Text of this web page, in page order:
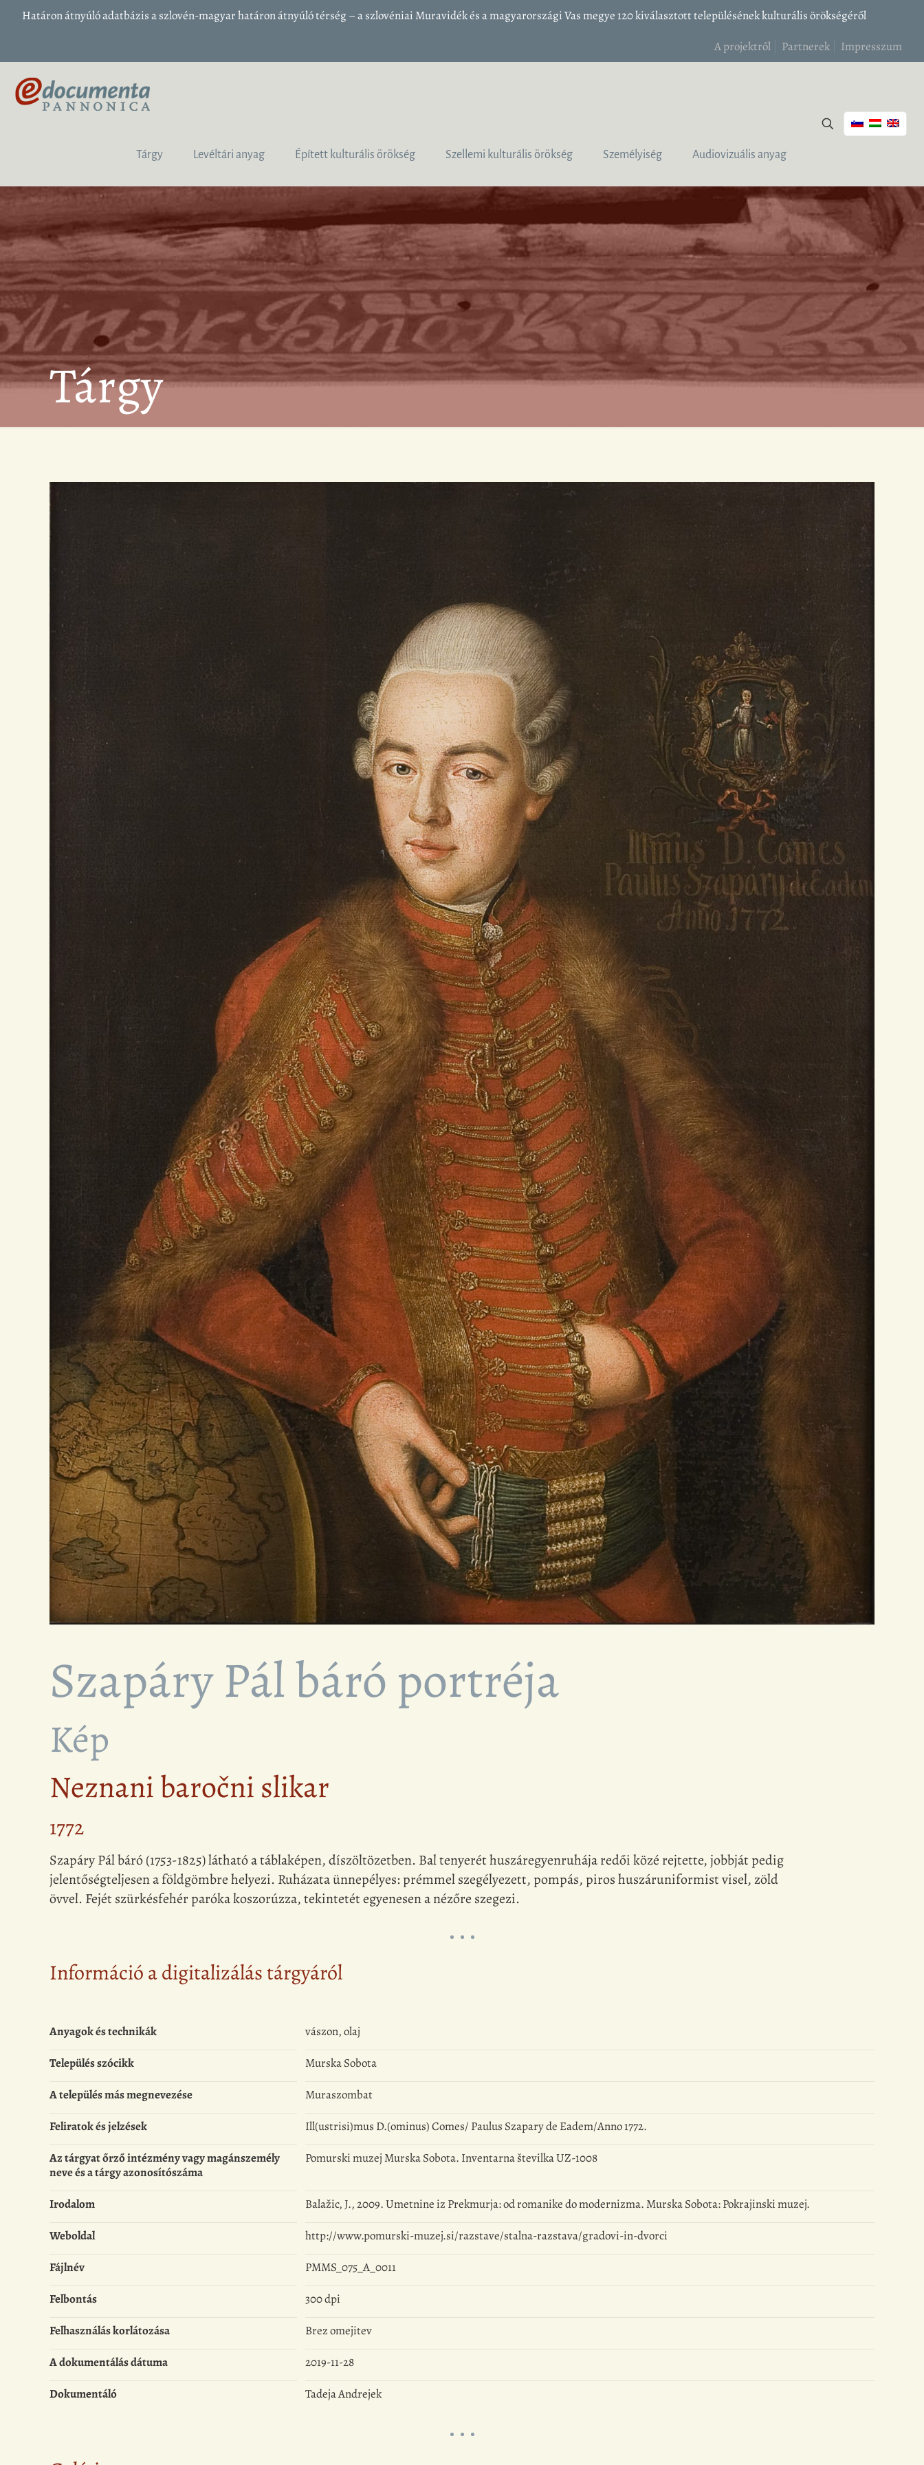
Határon átnyúló adatbázis a szlovén-magyar határon átnyúló térség – a szlovéniai Muravidék és a magyarországi Vas megye 120 kiválasztott településének kulturális örökségéről
A projektről
Partnerek Impresszum
Tárgy Levéltári anyag Épített kulturális örökség Szellemi kulturális örökség Személyiség Audiovizuális anyag
Tárgy
Szapáry Pál báró portréja
Kép
Neznani baročni slikar
1772
Szapáry Pál báró (1753-1825) látható a táblaképen, díszöltözetben. Bal tenyerét huszáregyenruhája redői közé rejtette, jobbját pedig
jelentőségteljesen a földgömbre helyezi. Ruházata ünnepélyes: prémmel szegélyezett, pompás, piros huszáruniformist visel, zöld
övvel. Fejét szürkésfehér paróka koszorúzza, tekintetét egyenesen a nézőre szegezi.
Információ a digitalizálás tárgyáról
Anyagok és technikák
vászon, olaj
Település szócikk
Murska Sobota
A település más megnevezése
Muraszombat
Feliratok és jelzések
Ill(ustrisi)mus D.(ominus) Comes/ Paulus Szapary de Eadem/Anno 1772.
Az tárgyat őrző intézmény vagy magánszemély
neve és a tárgy azonosítószáma
Pomurski muzej Murska Sobota. Inventarna številka UZ-1008
Irodalom
Balažic, J., 2009. Umetnine iz Prekmurja: od romanike do modernizma. Murska Sobota: Pokrajinski muzej.
Weboldal
http://www.pomurski-muzej.si/razstave/stalna-razstava/gradovi-in-dvorci
Fájlnév
PMMS_075_A_0011
Felbontás
300 dpi
Felhasználás korlátozása
Brez omejitev
A dokumentálás dátuma
2019-11-28
Dokumentáló
Tadeja Andrejek